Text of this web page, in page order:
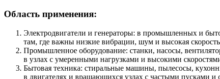
Область применения:
Электродвигатели и генераторы: в промышленных и
там, где важны низкие вибрации, шум и высокая
Промышленное оборудование: станки, насосы,
в узлах с умеренными нагрузками и высокими
Бытовая техника: стиральные машины, пылесосы,
в двигателях и вращающихся узлах с частыми пусками и